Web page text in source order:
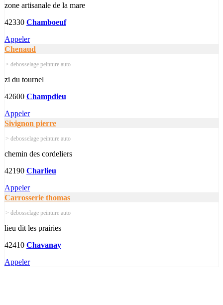
zone artisanale de la mare
42330 Chamboeuf
Appeler
Chenaud
> debosselage peinture auto
zi du tournel
42600 Champdieu
Appeler
Sivignon pierre
> debosselage peinture auto
chemin des cordeliers
42190 Charlieu
Appeler
Carrosserie thomas
> debosselage peinture auto
lieu dit les prairies
42410 Chavanay
Appeler